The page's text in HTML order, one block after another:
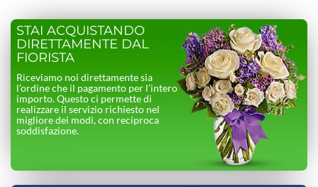
STAI ACQUISTANDO
DIRETTAMENTE DAL
FIORISTA
Riceviamo noi direttamente sia
l’ordine che il pagamento per l’intero
importo. Questo ci permette di
realizzare il servizio richiesto nel
migliore dei modi, con reciproca
soddisfazione.